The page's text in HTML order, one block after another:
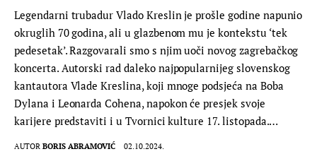
Legendarni trubadur Vlado Kreslin je prošle godine napunio
okruglih 70 godina, ali u glazbenom mu je kontekstu ‘tek
pedesetak’. Razgovarali smo s njim uoči novog zagrebačkog
koncerta. Autorski rad daleko najpopularnijeg slovenskog
kantautora Vlade Kreslina, koji mnoge podsjeća na Boba
Dylana i Leonarda Cohena, napokon će presjek svoje
karijere predstaviti i u Tvornici kulture 17. listopada.…
AUTOR BORIS ABRAMOVIĆ 02.10.2024.